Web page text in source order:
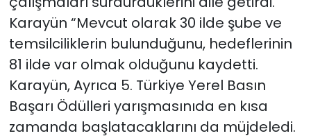
Karayün “Mevcut olarak 30 ilde şube ve
temsilciliklerin bulunduğunu, hedeflerinin
81 ilde var olmak olduğunu kaydetti.
Karayün, Ayrıca 5. Türkiye Yerel Basın
Başarı Ödülleri yarışmasınıda en kısa
zamanda başlatacaklarını da müjdeledi.